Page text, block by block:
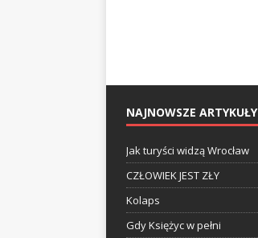
NAJNOWSZE ARTYKUŁY
Jak turyści widzą Wrocław
CZŁOWIEK JEST ZŁY
Kolaps
Gdy Księżyc w pełni